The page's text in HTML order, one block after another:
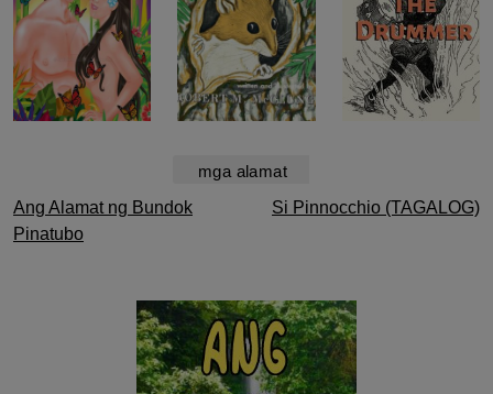
mga alamat
Post
navigation
Ang Alamat ng Bundok
Pinatubo
Si Pinnocchio (TAGALOG)